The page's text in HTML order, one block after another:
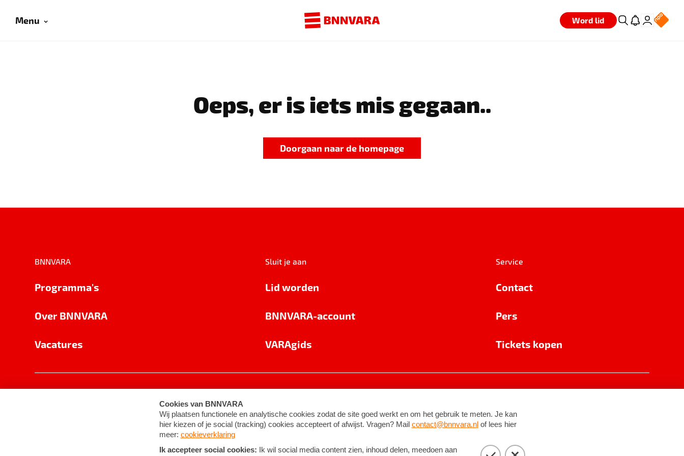
Menu Word lid
Oeps, er is iets mis gegaan..
Doorgaan naar de homepage
BNNVARA
Programma's
Over BNNVARA
Vacatures
Sluit je aan
Lid worden
BNNVARA-account
VARAgids
Service
Contact
Pers
Tickets kopen
Cookie-instellingen Algemene voorwaarden ©2026BNNVARA